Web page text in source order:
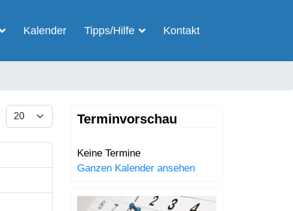
Kalender Tipps/Hilfe Kontakt
Anzeige # Terminvorschau
Keine Termine
Ganzen Kalender ansehen